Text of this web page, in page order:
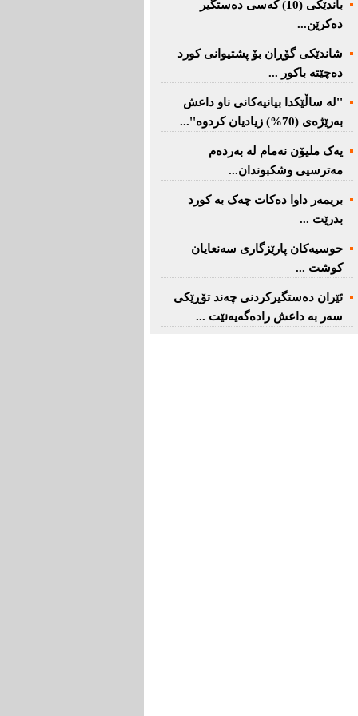
باندێکی (10) کەسى دەستگیر
دەکرێن...
شاندێکى گۆڕان بۆ پشتیوانی کورد
دەچێتە باکور ...
''لە ساڵێکدا بیانیه‌كانی ناو داعش
بەرێژەى (70%) زیادیان کردوە''...
یەک ملیۆن نەمام لە بەردەم
مەترسیی وشکبوندان...
بریمه‌ر داوا دەکات چەک بە کورد
بدرێت ...
حوسیەکان پارێزگارى سەنعایان
کوشت ...
ئێران دەستگیرکردنى چه‌ند تۆڕێكی‌
سه‌ر به‌ داعش رادەگەیەنێت ...